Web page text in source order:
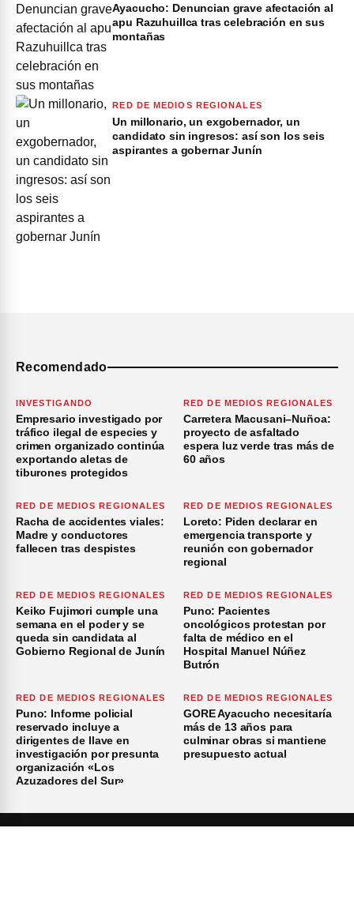
Ayacucho: Denuncian grave afectación al
apu Razuhuillca tras celebración en sus
montañas
RED DE MEDIOS REGIONALES
Un millonario, un exgobernador, un
candidato sin ingresos: así son los seis
aspirantes a gobernar Junín
Recomendado
INVESTIGANDO
Empresario investigado por
tráfico ilegal de especies y
crimen organizado continúa
exportando aletas de
tiburones protegidos
RED DE MEDIOS REGIONALES
Carretera Macusani–Nuñoa:
proyecto de asfaltado
espera luz verde tras más de
60 años
RED DE MEDIOS REGIONALES
Racha de accidentes viales:
Madre y conductores
fallecen tras despistes
RED DE MEDIOS REGIONALES
Loreto: Piden declarar en
emergencia transporte y
reunión con gobernador
regional
RED DE MEDIOS REGIONALES
Keiko Fujimori cumple una
semana en el poder y se
queda sin candidata al
Gobierno Regional de Junín
RED DE MEDIOS REGIONALES
Puno: Pacientes
oncológicos protestan por
falta de médico en el
Hospital Manuel Núñez
Butrón
RED DE MEDIOS REGIONALES
Puno: Informe policial
reservado incluye a
dirigentes de Ilave en
investigación por presunta
organización «Los
Azuzadores del Sur»
RED DE MEDIOS REGIONALES
GORE Ayacucho necesitaría
más de 13 años para
culminar obras si mantiene
presupuesto actual